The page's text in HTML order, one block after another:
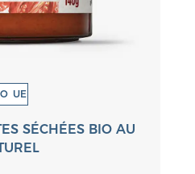
UE
SÉCHÉES BIO AU